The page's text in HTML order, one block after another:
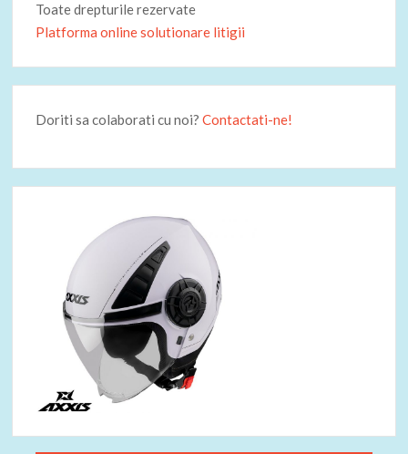
Toate drepturile rezervate
Platforma online solutionare litigii
Doriti sa colaborati cu noi?Contactati-ne!